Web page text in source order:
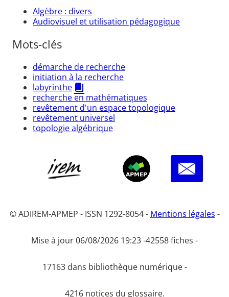
Algèbre : divers
Audiovisuel et utilisation pédagogique
Mots-clés
démarche de recherche
initiation à la recherche
labyrinthe
recherche en mathématiques
revêtement d'un espace topologique
revêtement universel
topologie algébrique
© ADIREM-APMEP - ISSN 1292-8054 - Mentions légales -
Mise à jour 06/08/2026 19:23 -42558 fiches -
17163 dans bibliothèque numérique -
4216 notices du glossaire.